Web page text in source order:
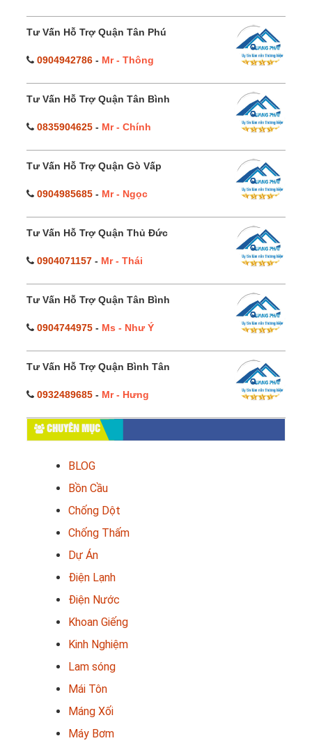
Tư Vấn Hỗ Trợ Quận Tân Phú
0904942786 - Mr - Thông
Tư Vấn Hỗ Trợ Quận Tân Bình
0835904625 - Mr - Chính
Tư Vấn Hỗ Trợ Quận Gò Vấp
0904985685 - Mr - Ngọc
Tư Vấn Hỗ Trợ Quận Thủ Đức
0904071157 - Mr - Thái
Tư Vấn Hỗ Trợ Quận Tân Bình
0904744975 - Ms - Như Ý
Tư Vấn Hỗ Trợ Quận Bình Tân
0932489685 - Mr - Hưng
CHUYÊN MỤC
BLOG
Bồn Cầu
Chống Dột
Chống Thấm
Dự Án
Điện Lạnh
Điện Nước
Khoan Giếng
Kinh Nghiệm
Lam sóng
Mái Tôn
Máng Xối
Máy Bơm